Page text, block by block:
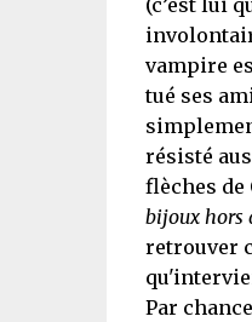
(c’est lui
vampire
tué ses
résisté
flèches de
bijoux hors
retrouver
Par